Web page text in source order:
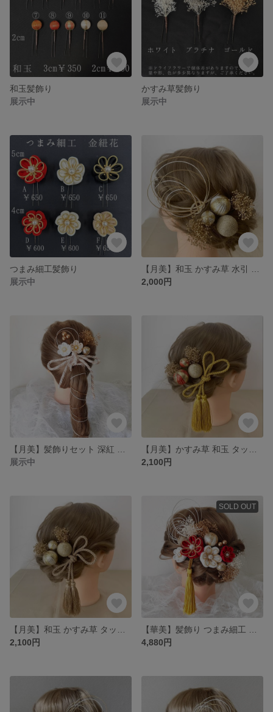
和玉髪飾り
展示中
かすみ草髪飾り
展示中
つまみ細工髪飾り
展示中
2,000円
展示中
2,100円
2,100円
SOLD OUT
4,880円